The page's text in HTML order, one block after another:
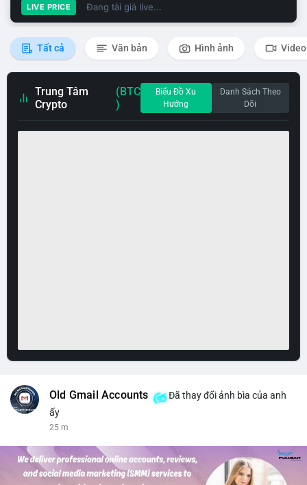
LIVE PRICE Đang tải giá live...
Tất cả Văn bản Hình ảnh Video
Trung Tâm
Crypto
(BTC
)
Biểu Đồ Xu
Hướng
Danh Sách Theo
Dõi
Old Gmail Accounts
Đã thay đổi ảnh bìa của anh
ấy
25 m